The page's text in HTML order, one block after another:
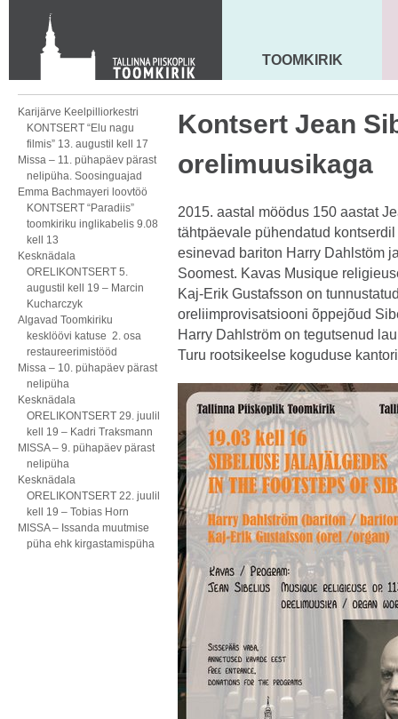
KONTAKT
Toom-Kooli 6, 10130 TALLINN
tallinna.toom@eelk.ee
MAARJA KIRIK
TOOMKIRIK
Karijärve Keelpilliorkestri
KONTSERT “Elu nagu
filmis” 13. augustil kell 17
Missa – 11. pühapäev pärast
nelipüha. Soosinguajad
Emma Bachmayeri loovtöö
KONTSERT “Paradiis”
toomkiriku inglikabelis 9.08
kell 13
Kesknädala
ORELIKONTSERT 5.
augustil kell 19 – Marcin
Kucharczyk
Algavad Toomkiriku
kesklöövi katuse 2. osa
restaureerimistööd
Missa – 10. pühapäev pärast
nelipüha
Kesknädala
ORELIKONTSERT 29. juulil
kell 19 – Kadri Traksmann
MISSA – 9. pühapäev pärast
nelipüha
Kesknädala
ORELIKONTSERT 22. juulil
kell 19 – Tobias Horn
MISSA – Issanda muutmise
püha ehk kirgastamispüha
Kontsert Jean
orelimuusikaga
2015. aastal möödus 150 aastat
tähtpäevale pühendatud
esinevad bariton Harry Dahlstöm
Soomest. Kavas Musique
Kaj-Erik Gustafsson on
oreliimprovisatsiooni õppejõud
Harry Dahlström on tegutsenud
Turu rootsikeelse koguduse